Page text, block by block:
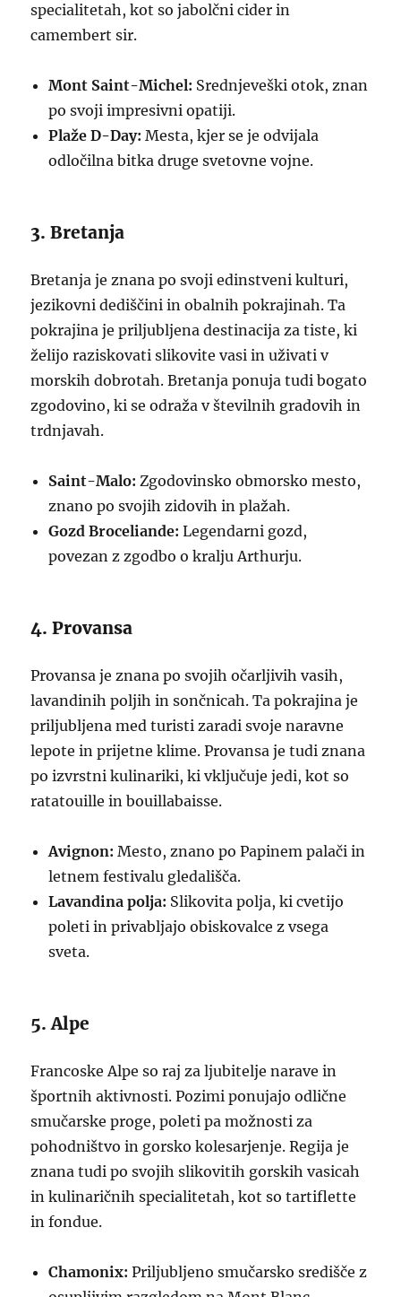
specialitetah, kot so jabolčni cider in
camembert sir.
Mont Saint-Michel: Srednjeveški otok, znan
po svoji impresivni opatiji.
Plaže D-Day: Mesta, kjer se je odvijala
odločilna bitka druge svetovne vojne.
3. Bretanja
Bretanja je znana po svoji edinstveni kulturi,
jezikovni dediščini in obalnih pokrajinah. Ta
pokrajina je priljubljena destinacija za tiste, ki
želijo raziskovati slikovite vasi in uživati v
morskih dobrotah. Bretanja ponuja tudi bogato
zgodovino, ki se odraža v številnih gradovih in
trdnjavah.
Saint-Malo: Zgodovinsko obmorsko mesto,
znano po svojih zidovih in plažah.
Gozd Broceliande: Legendarni gozd,
povezan z zgodbo o kralju Arthurju.
4. Provansa
Provansa je znana po svojih očarljivih vasih,
lavandinih poljih in sončnicah. Ta pokrajina je
priljubljena med turisti zaradi svoje naravne
lepote in prijetne klime. Provansa je tudi znana
po izvrstni kulinariki, ki vključuje jedi, kot so
ratatouille in bouillabaisse.
Avignon: Mesto, znano po Papinem palači in
letnem festivalu gledališča.
Lavandina polja: Slikovita polja, ki cvetijo
poleti in privabljajo obiskovalce z vsega
sveta.
5. Alpe
Francoske Alpe so raj za ljubitelje narave in
športnih aktivnosti. Pozimi ponujajo odlične
smučarske proge, poleti pa možnosti za
pohodništvo in gorsko kolesarjenje. Regija je
znana tudi po svojih slikovitih gorskih vasicah
in kulinaričnih specialitetah, kot so tartiflette
in fondue.
Chamonix: Priljubljeno smučarsko središče z